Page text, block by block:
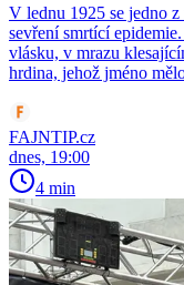
V lednu 1925 se jedno
sevření smrtící
vlásku, v mrazu
hrdina, jehož jméno
FAJNTIP.cz
dnes, 19:00
4 min